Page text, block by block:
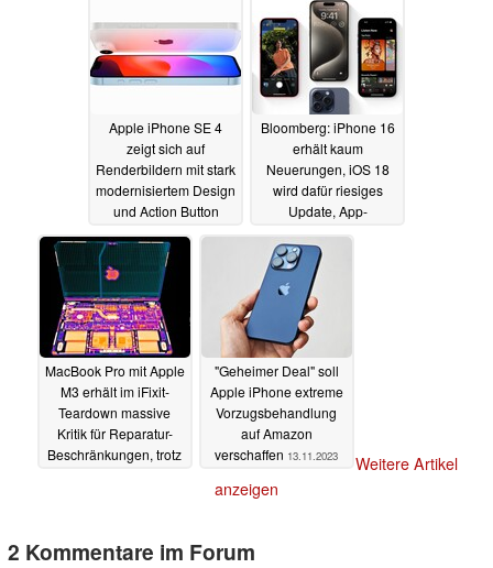
15.11.2023
Apple iPhone SE 4
zeigt sich auf
Renderbildern mit stark
modernisiertem Design
und Action Button
14.11.2023
Bloomberg: iPhone 16
erhält kaum
Neuerungen, iOS 18
wird dafür riesiges
Update, App-
noch 2024
MacBook Pro mit Apple
M3 erhält im iFixit-
Teardown massive
Kritik für Reparatur-
Beschränkungen, trotz
"Geheimer Deal" soll
Apple iPhone extreme
Vorzugsbehandlung
auf Amazon
verschaffen 13.11.2023
Weitere Artikel
anzeigen
2 Kommentare im Forum